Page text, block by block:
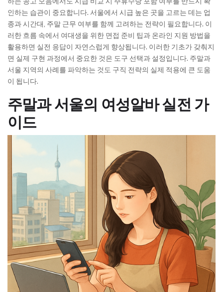
인하는 습관이 중요합니다. 서울에서 시급 높은 곳을 고르는 데는 업
종과 시간대, 주말 근무 여부를 함께 고려하는 전략이 필요합니다. 이
러한 흐름 속에서 여대생을 위한 면접 준비 팁과 온라인 지원 방법을
활용하면 실전 응답이 자연스럽게 향상됩니다. 이러한 기초가 갖춰지
면 실제 구현 과정에서 중요한 것은 도구 선택과 설정입니다. 주말과
서울 지역의 사례를 파악하는 것도 구직 전략의 실제 적용에 큰 도움
이 됩니다.
주말과 서울의 여성알바 실전 가
이드